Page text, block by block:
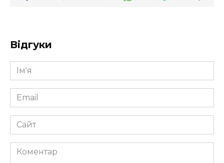
Відгуки
Ім'я
*
Email
*
Сайт
Коментар